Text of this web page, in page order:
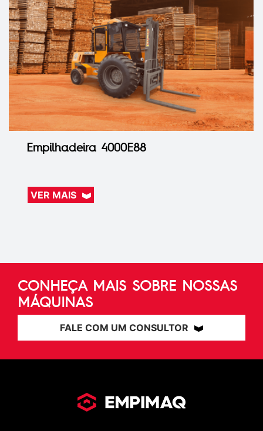
Empilhadeira 4000E88
VER MAIS
CONHEÇA MAIS SOBRE NOSSAS
MÁQUINAS
FALE COM UM CONSULTOR